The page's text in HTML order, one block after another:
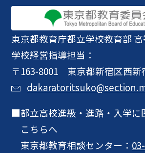
東京都教育庁都立学校教育部
学校経営指導担当：
〒163-8001 東京都新宿区西新
都立高校進級・進路・入学に
こちらへ
東京都教育相談センター：